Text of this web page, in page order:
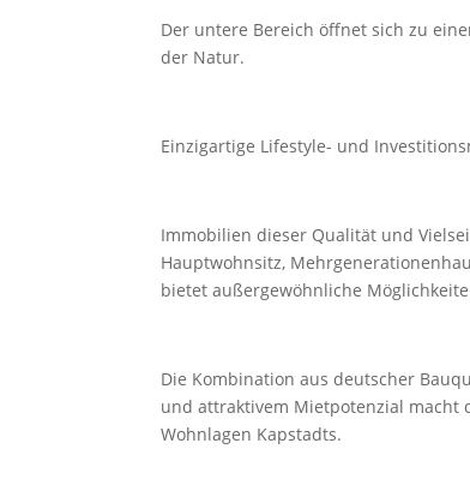
Der untere Bereich öffnet sich zu
der Natur.
Einzigartige Lifestyle- und
Immobilien dieser Qualität und
Hauptwohnsitz,
bietet außergewöhnliche
Die Kombination aus deutscher
und attraktivem Mietpotenzial macht
Wohnlagen Kapstadts.